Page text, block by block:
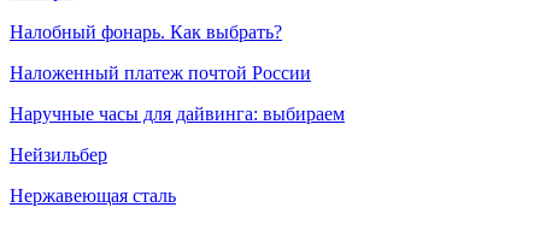
Налобный фонарь. Как выбрать?
Наложенный платеж почтой России
Наручные часы для дайвинга: выбираем
Нейзильбер
Нержавеющая сталь